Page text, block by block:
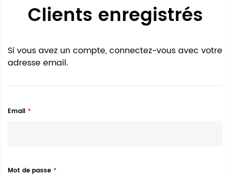
Clients enregistrés
Si vous avez un compte, connectez-vous avec votre
adresse email.
Email
Mot de passe